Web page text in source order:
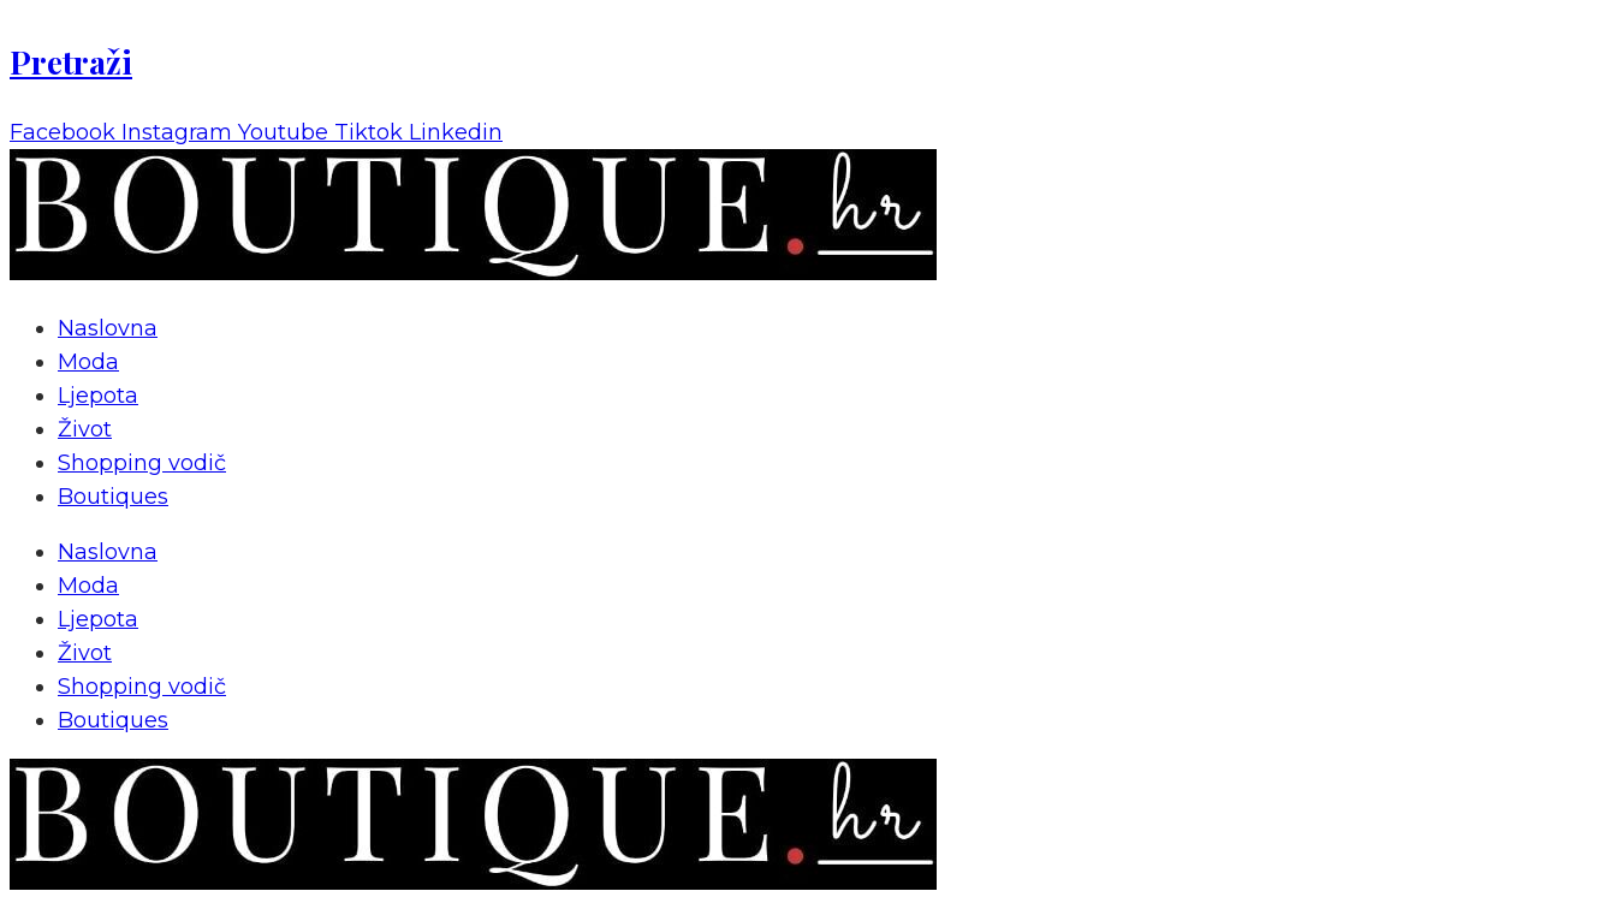
Pretraži
Facebook Instagram Youtube Tiktok Linkedin
Naslovna
Moda
Ljepota
Život
Shopping vodič
Boutiques
Naslovna
Moda
Ljepota
Život
Shopping vodič
Boutiques